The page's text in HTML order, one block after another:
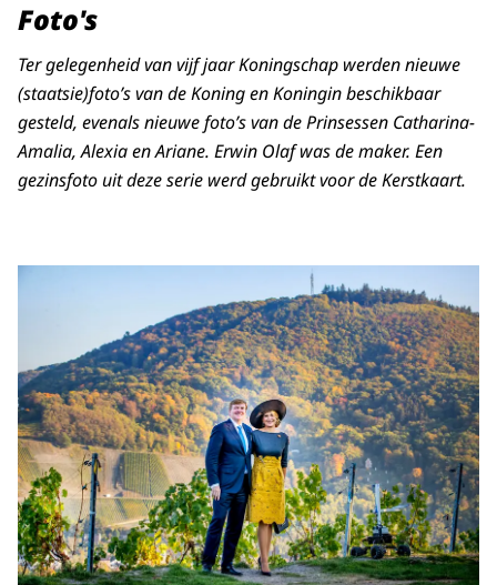
Foto's
Ter gelegenheid van vijf jaar Koningschap werden nieuwe
(staatsie)foto’s van de Koning en Koningin beschikbaar
gesteld, evenals nieuwe foto’s van de Prinsessen Catharina-
Amalia, Alexia en Ariane. Erwin Olaf was de maker. Een
gezinsfoto uit deze serie werd gebruikt voor de Kerstkaart.